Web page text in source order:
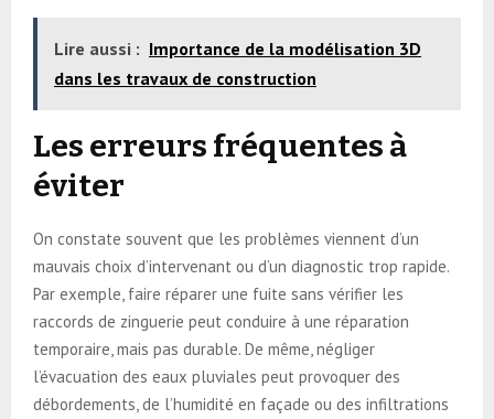
Lire aussi : Importance de la modélisation 3D
dans les travaux de construction
Les erreurs fréquentes à
éviter
On constate souvent que les problèmes viennent d’un
mauvais choix d’intervenant ou d’un diagnostic trop rapide.
Par exemple, faire réparer une fuite sans vérifier les
raccords de zinguerie peut conduire à une réparation
temporaire, mais pas durable. De même, négliger
l’évacuation des eaux pluviales peut provoquer des
débordements, de l’humidité en façade ou des infiltrations